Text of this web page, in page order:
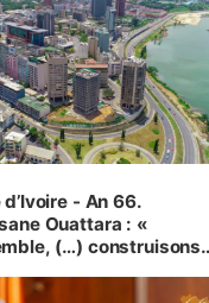
- An 66.
Ouattara : «
(…) construisons
et pour les